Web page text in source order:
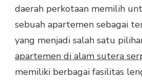
daerah perkotaan memilih
sebuah apartemen sebagai
yang menjadi salah satu
apartemen di alam sutera
memiliki berbagai fasilitas